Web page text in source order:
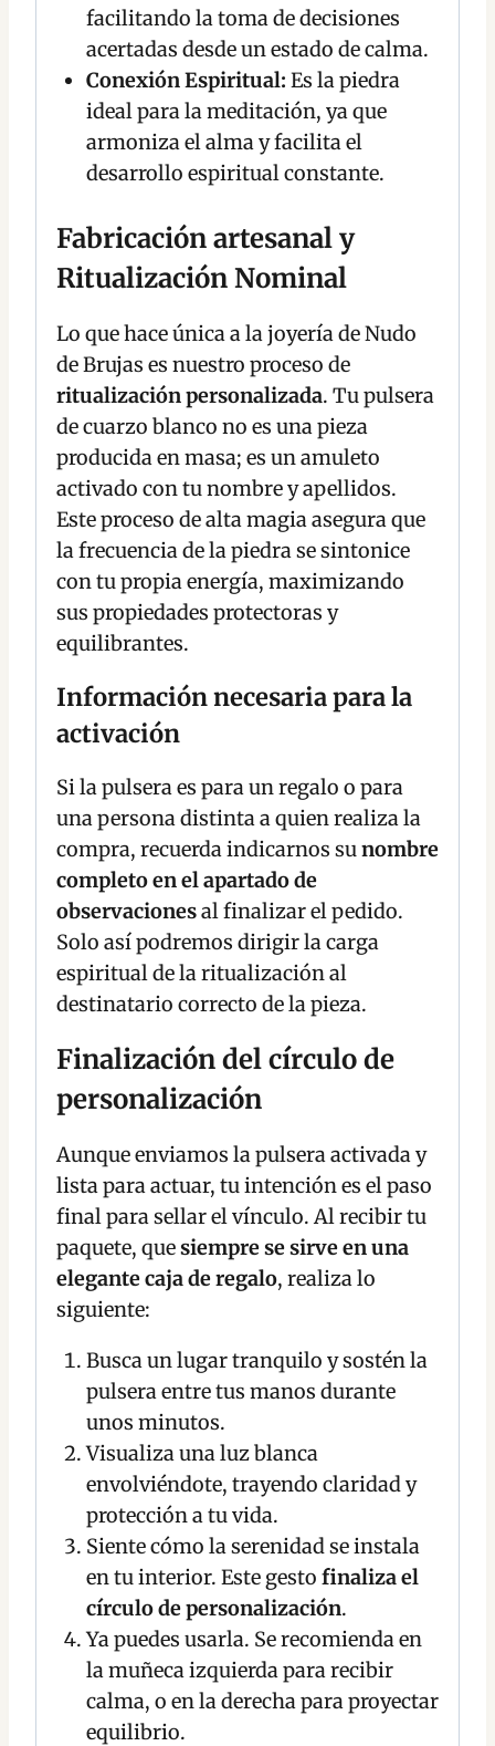
facilitando la toma de decisiones
acertadas desde un estado de calma.
Conexión Espiritual: Es la piedra
ideal para la meditación, ya que
armoniza el alma y facilita el
desarrollo espiritual constante.
Fabricación artesanal y
Ritualización Nominal
Lo que hace única a la joyería de Nudo
de Brujas es nuestro proceso de
ritualización personalizada. Tu pulsera
de cuarzo blanco no es una pieza
producida en masa; es un amuleto
activado con tu nombre y apellidos.
Este proceso de alta magia asegura que
la frecuencia de la piedra se sintonice
con tu propia energía, maximizando
sus propiedades protectoras y
equilibrantes.
Información necesaria para la
activación
Si la pulsera es para un regalo o para
una persona distinta a quien realiza la
compra, recuerda indicarnos su nombre
completo en el apartado de
observacionesal finalizar el pedido.
Solo así podremos dirigir la carga
espiritual de la ritualización al
destinatario correcto de la pieza.
Finalización del círculo de
personalización
Aunque enviamos la pulsera activada y
lista para actuar, tu intención es el paso
final para sellar el vínculo. Al recibir tu
paquete, quesiempre se sirve en una
elegante caja de regalo, realiza lo
siguiente:
Busca un lugar tranquilo y sostén la
pulsera entre tus manos durante
unos minutos.
Visualiza una luz blanca
envolviéndote, trayendo claridad y
protección a tu vida.
Siente cómo la serenidad se instala
en tu interior. Este gesto finaliza el
círculo de personalización.
Ya puedes usarla. Se recomienda en
la muñeca izquierda para recibir
calma, o en la derecha para proyectar
equilibrio.